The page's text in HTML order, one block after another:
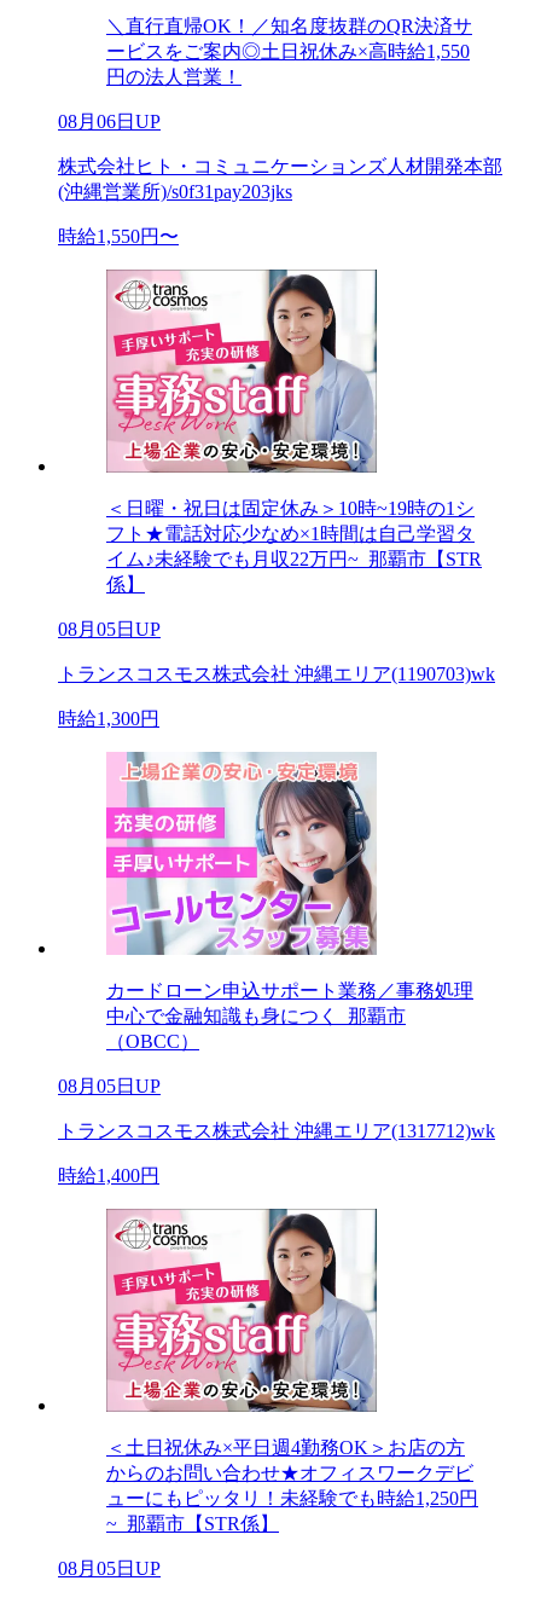
＼直行直帰OK！／知名度抜群のQR決済サ
ービスをご案内◎土日祝休み×高時給1,550
円の法人営業！
08月06日UP
株式会社ヒト・コミュニケーションズ人材開発本部
(沖縄営業所)/s0f31pay203jks
時給1,550円〜
＜日曜・祝日は固定休み＞10時~19時の1シ
フト★電話対応少なめ×1時間は自己学習タ
イム♪未経験でも月収22万円~_那覇市【STR
係】
08月05日UP
トランスコスモス株式会社 沖縄エリア(1190703)wk
時給1,300円
カードローン申込サポート業務／事務処理
中心で金融知識も身につく_那覇市
（OBCC）
08月05日UP
トランスコスモス株式会社 沖縄エリア(1317712)wk
時給1,400円
＜土日祝休み×平日週4勤務OK＞お店の方
からのお問い合わせ★オフィスワークデビ
ューにもピッタリ！未経験でも時給1,250円
~_那覇市【STR係】
08月05日UP